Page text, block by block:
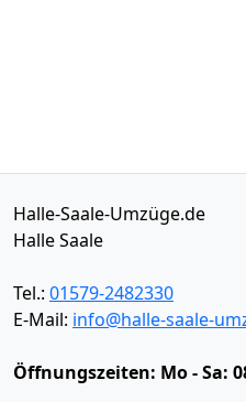
Halle-Saale-Umzüge.de
Halle Saale
Tel.: 01579-2482330
E-Mail: info@halle-saale-
Öffnungszeiten: Mo - Sa: